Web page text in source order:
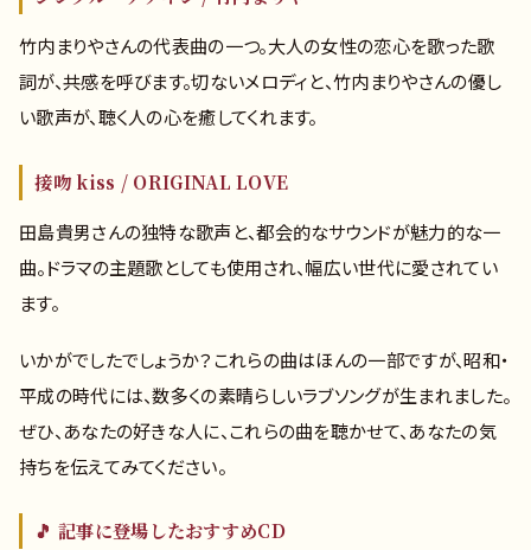
竹内まりやさんの代表曲の一つ。大人の女性の恋心を歌った歌
詞が、共感を呼びます。切ないメロディと、竹内まりやさんの優し
い歌声が、聴く人の心を癒してくれます。
接吻 kiss / ORIGINAL LOVE
田島貴男さんの独特な歌声と、都会的なサウンドが魅力的な一
曲。ドラマの主題歌としても使用され、幅広い世代に愛されてい
ます。
いかがでしたでしょうか？これらの曲はほんの一部ですが、昭和・
平成の時代には、数多くの素晴らしいラブソングが生まれました。
ぜひ、あなたの好きな人に、これらの曲を聴かせて、あなたの気
持ちを伝えてみてください。
🎵 記事に登場したおすすめCD